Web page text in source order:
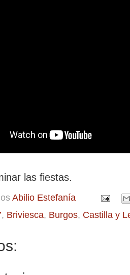
las fiestas.
Abilio Estefanía
, Briviesca, Burgos, Castilla y